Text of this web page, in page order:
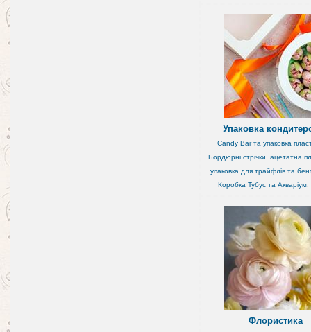
Упаковка
Candy Bar та упаковка
Бордюрні стрічки, ацетатна
упаковка для трайфлів та
Коробка Тубус та Акваріум,
Флористика